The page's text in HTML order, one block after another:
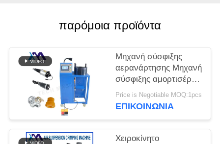
ΠΡΟΣΦΟΡΆ
ΧΆΡΤΗΣ
ΙΣΤΌΤΟΠΟΥ
ΜΥΣΤΙΚΌΤΗΤΑ
ΠΟΛΙΤΙΚΉ
παρόμοια προϊόντα
Μηχανή σύσφιξης
αερανάρτησης Μηχανή
σύσφιξης αμορτισέρ
αέρα με τοποθέτηση
οθόνης Επισκευή
Price is Negotiable MOQ:1pcs
ΕΠΙΚΟΙΝΩΝΊΑ
Χειροκίνητο